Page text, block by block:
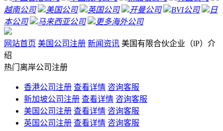
越南公司
美国公司 英国公司 开曼公司 BVI公司
日
本公司
马来西亚公司 更多海外公司
网站首页 美国公司注册 新闻资讯 美国有限合伙企业（lP）介
绍
热门离岸公司注册
香港公司注册 查看详情 咨询客服
新加坡公司注册 查看详情 咨询客服
美国公司注册 查看详情 咨询客服
英国公司注册 查看详情 咨询客服